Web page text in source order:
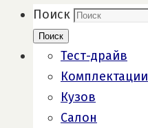
Поиск
Поиск
Тест-драйв
Комплектации
Кузов
Салон